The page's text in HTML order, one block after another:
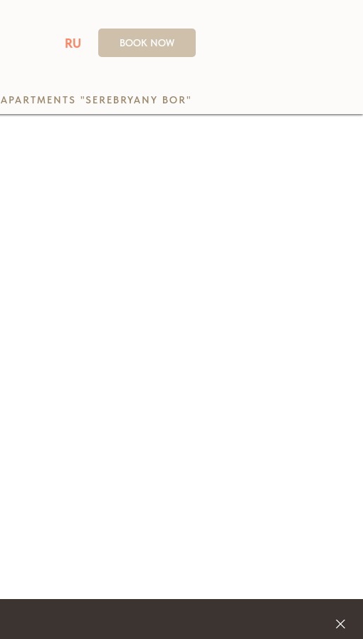
RU BOOK NOW
APARTMENTS "SEREBRYANY BOR"